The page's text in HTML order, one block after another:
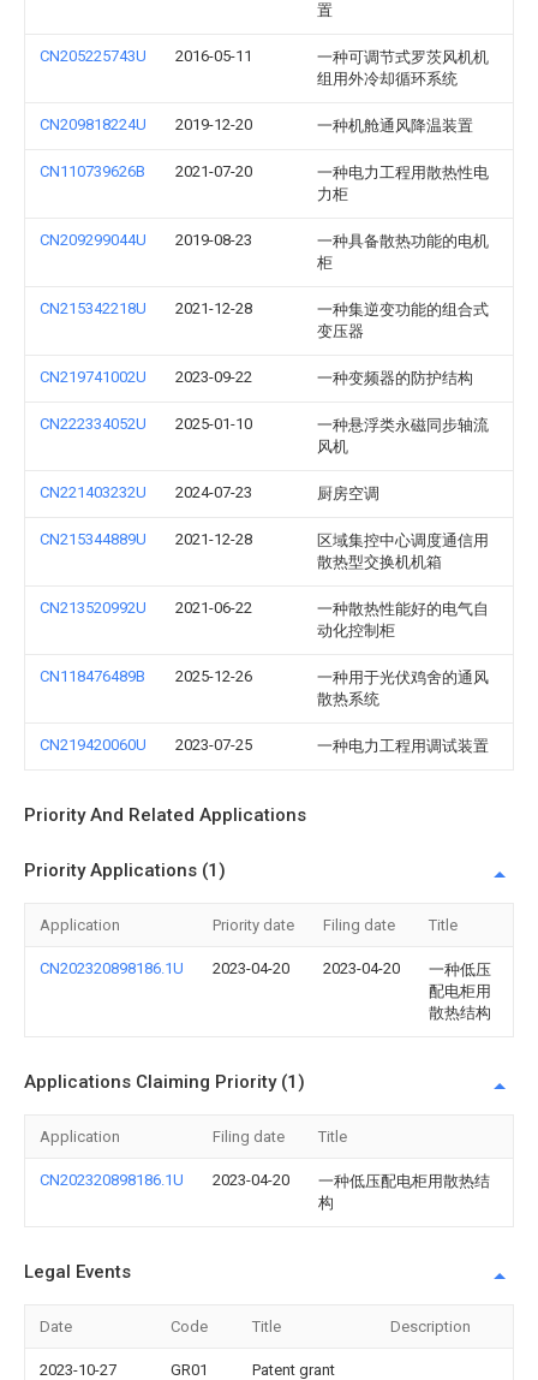
置
CN205225743U 2016-05-11
一种可调节式罗茨风机机
组用外冷却循环系统
CN209818224U 2019-12-20 一种机舱通风降温装置
CN110739626B 2021-07-20
一种电力工程用散热性电
力柜
CN209299044U 2019-08-23
一种具备散热功能的电机
柜
CN215342218U 2021-12-28
一种集逆变功能的组合式
变压器
CN219741002U 2023-09-22 一种变频器的防护结构
CN222334052U 2025-01-10
一种悬浮类永磁同步轴流
风机
CN221403232U 2024-07-23 厨房空调
CN215344889U 2021-12-28
区域集控中心调度通信用
散热型交换机机箱
CN213520992U 2021-06-22
一种散热性能好的电气自
动化控制柜
CN118476489B 2025-12-26
一种用于光伏鸡舍的通风
散热系统
CN219420060U 2023-07-25 一种电力工程用调试装置
Priority And Related Applications
Priority Applications (1)
Application Priority date Filing date Title
CN202320898186.1U 2023-04-20 2023-04-20
一种低压
配电柜用
散热结构
Applications Claiming Priority (1)
Application Filing date Title
CN202320898186.1U 2023-04-20
一种低压配电柜用散热结
构
Legal Events
Date Code Title Description
2023-10-27 GR01 Patent grant